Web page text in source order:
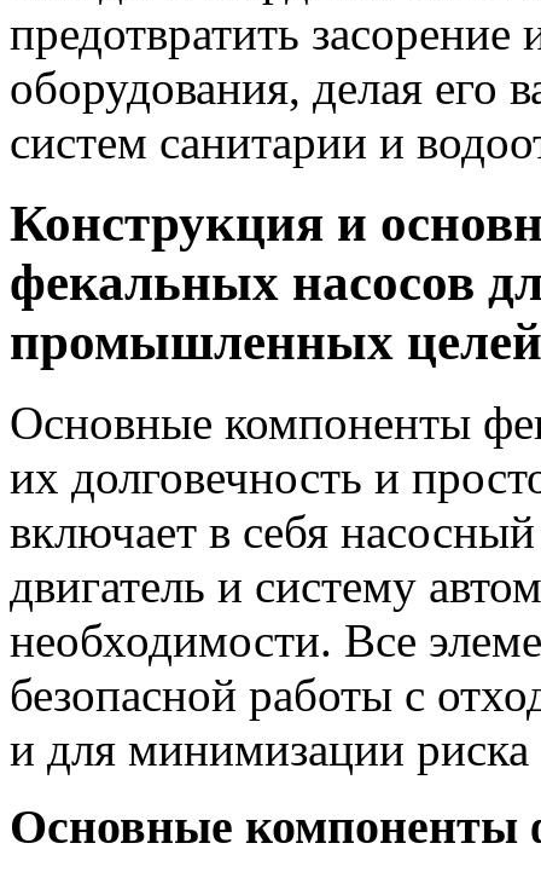
предотвратить засорение
оборудования, делая
систем санитарии и
Конструкция и
фекальных насосов
промышленных целей
Основные компоненты
их долговечность и
включает в себя
двигатель и систему
необходимости. Все
безопасной работы с
и для минимизации
Основные компоненты